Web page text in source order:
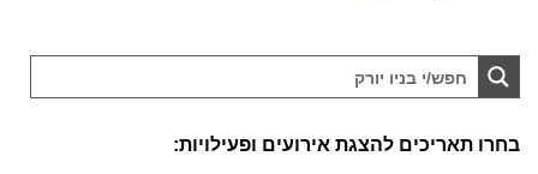
בחרו תאריכים להצגת אירועים ופעילויות: